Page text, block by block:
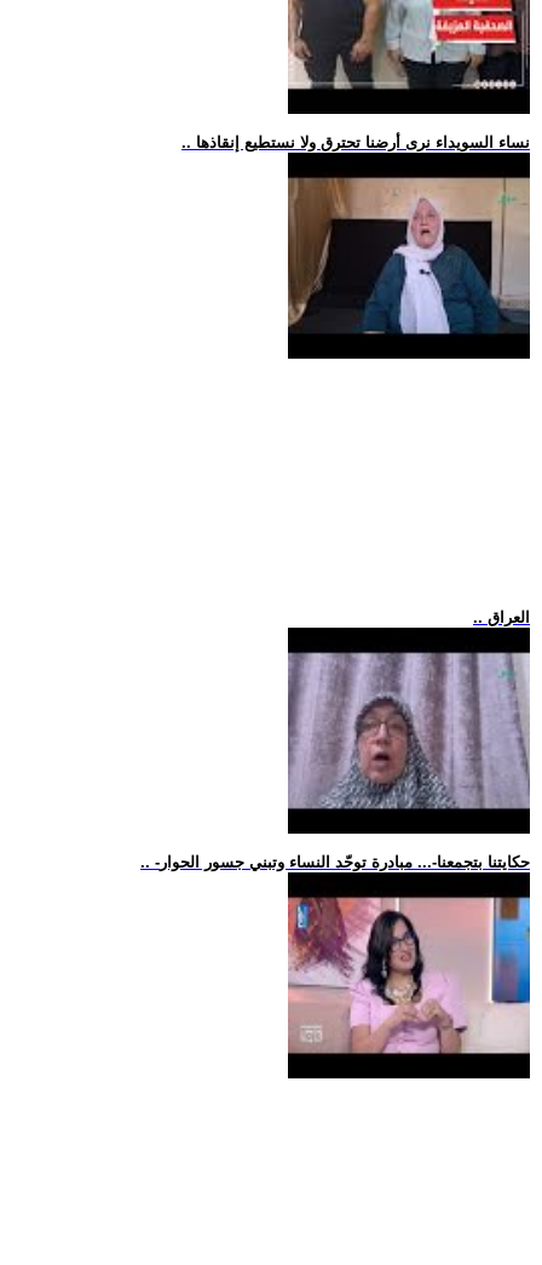
.. نساء السويداء نرى أرضنا تحترق ولا نستطيع إنقاذها
.. العراق
.. -حكايتنا بتجمعنا-... مبادرة توحّد النساء وتبني جسور الحوار